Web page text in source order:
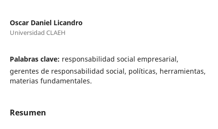
Oscar Daniel Licandro
Universidad CLAEH
Palabras clave: responsabilidad social empresarial,
gerentes de responsabilidad social, políticas, herramientas,
materias fundamentales.
Resumen